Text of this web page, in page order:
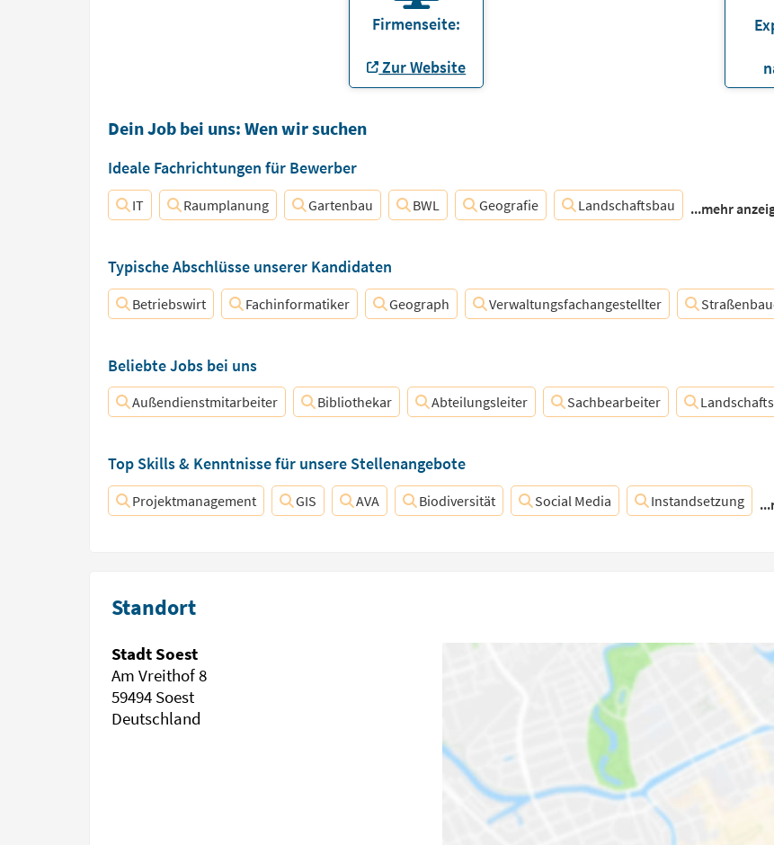
Firmenseite:
Zur Website
Dein Job bei uns: Wen wir suchen
Ideale Fachrichtungen für Bewerber
IT Raumplanung Gartenbau BWL Geografie Landschaftsbau ...mehr
Typische Abschlüsse unserer Kandidaten
Betriebswirt Fachinformatiker Geograph Verwaltungsfachangestellter
Beliebte Jobs bei uns
Außendienstmitarbeiter Bibliothekar Abteilungsleiter Sachbearbeiter
Top Skills & Kenntnisse für unsere Stellenangebote
Projektmanagement GIS AVA Biodiversität Social Media Instandsetzung
Standort
Stadt Soest
Am Vreithof 8
59494 Soest
Deutschland